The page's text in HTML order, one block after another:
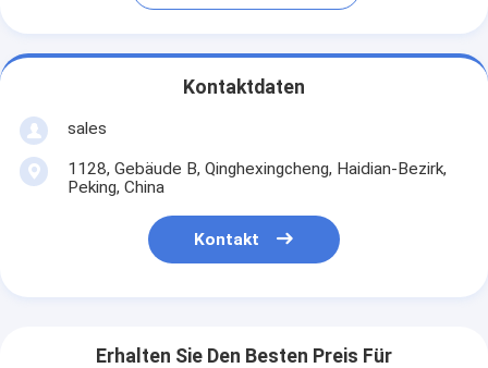
Kontaktdaten
sales
1128, Gebäude B, Qinghexingcheng, Haidian-Bezirk,
Peking, China
Kontakt
Erhalten Sie Den Besten Preis Für